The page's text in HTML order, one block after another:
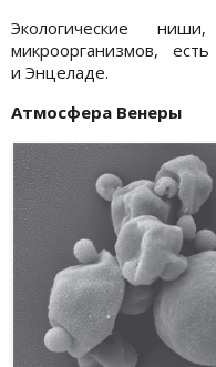
Экологические
микроорганизмов,
и Энцеладе.
Атмосфера Венеры